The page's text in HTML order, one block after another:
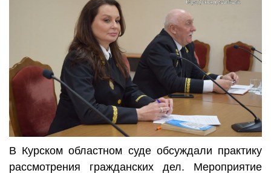
В Курском областном суде обсуждали практику
рассмотрения гражданских дел. Мероприятие